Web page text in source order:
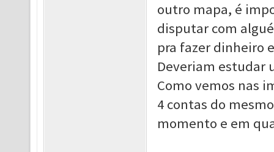
outro mapa, é
disputar com
pra fazer dinheiro
Deveriam estudar
Como vemos nas
4 contas do
momento e em